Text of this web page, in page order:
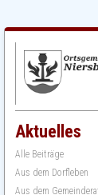
Aktuelles
Alle Beiträge
Aus dem Dorfleben
Aus dem